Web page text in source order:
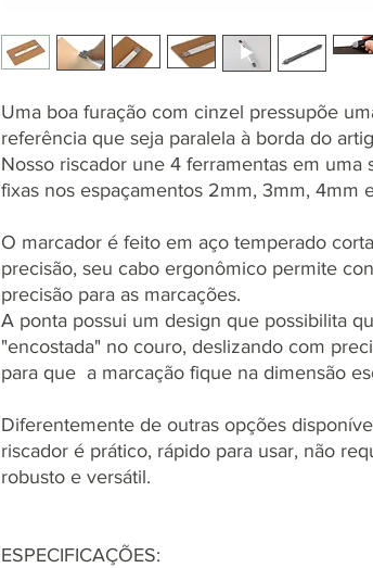
Uma boa furação com cinzel pressupõe
referência que seja paralela à borda do
Nosso riscador une 4 ferramentas em uma
fixas nos espaçamentos 2mm, 3mm, 4mm
O marcador é feito em aço temperado
precisão, seu cabo ergonômico permite
precisão para as marcações.
A ponta possui um design que possibilita
"encostada" no couro, deslizando com
para que a marcação fique na dimensão
Diferentemente de outras opções
riscador é prático, rápido para usar, não
robusto e versátil.
ESPECIFICAÇÕES: